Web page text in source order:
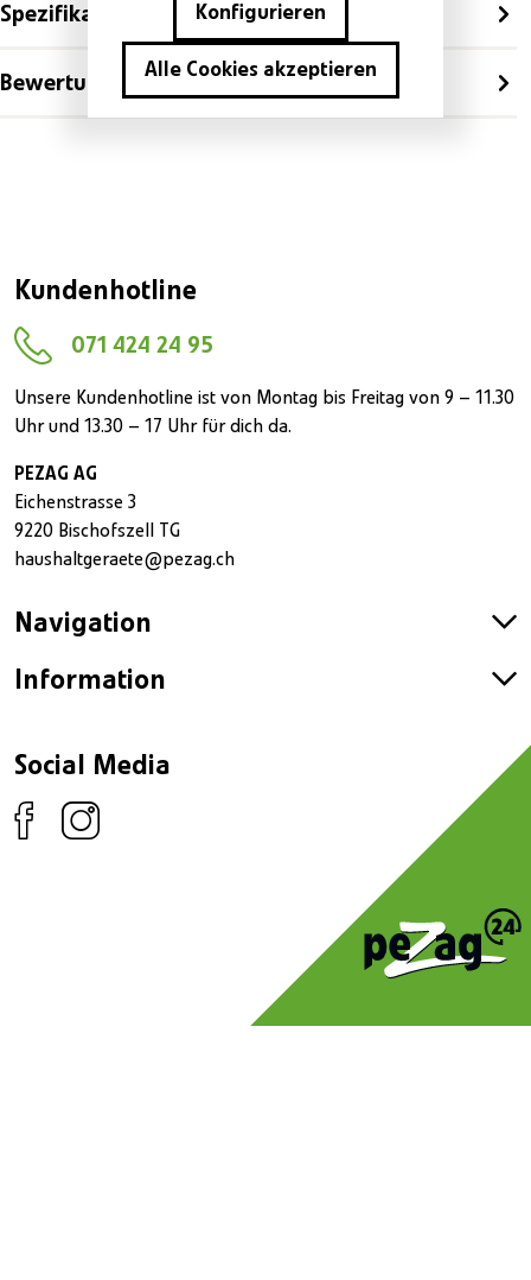
Spezifikationen
Bewertungen
Kundenhotline
071 424 24 95
Unsere Kundenhotline ist von Montag bis Freitag von 9 – 11.30
Uhr und 13.30 – 17 Uhr für dich da.
PEZAG AG
Eichenstrasse 3
9220 Bischofszell TG
haushaltgeraete@pezag.ch
Navigation
Information
Social Media
Konfigurieren
Alle Cookies akzeptieren